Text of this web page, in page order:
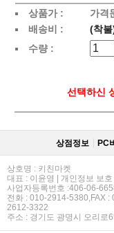
상품가 :
가격
배송비 :
(착불
수량 :
선택하신
상점정보 PC
상호명 : 키친마켓
대표 : 이윤영 | 개인정보 보
사업자등록번호 :406-06-
전화 : 010-2914-5380,FAX
2612-3322
주소 : 경기도 광명시 오리로